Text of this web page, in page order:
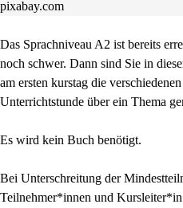
pixabay.com
Das Sprachniveau A2 ist bereits
noch schwer. Dann sind Sie in
am ersten kurstag die
Unterrichtstunde über ein Thema
Es wird kein Buch benötigt.
Bei Unterschreitung der
Teilnehmer*innen und